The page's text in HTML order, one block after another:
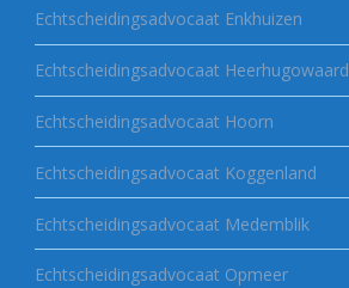
Echtscheidingsadvocaat Enkhuizen
Echtscheidingsadvocaat Heerhugowaard
Echtscheidingsadvocaat Hoorn
Echtscheidingsadvocaat Koggenland
Echtscheidingsadvocaat Medemblik
Echtscheidingsadvocaat Opmeer